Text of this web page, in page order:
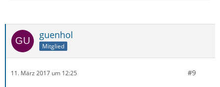
guenhol
Mitglied
11. März 2017 um 12:25 #9